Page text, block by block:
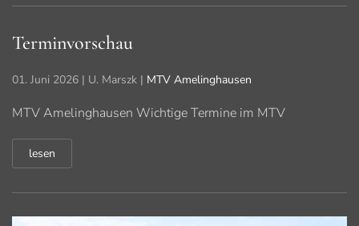
Terminvorschau
01. Juni 2026 | U. Marszk | MTV Amelinghausen
MTV Amelinghausen Wichtige Termine im MTV
lesen